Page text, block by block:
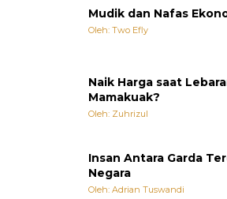
Mudik dan Nafas
Oleh: Two Efly
Naik Harga saat
Mamakuak?
Oleh: Zuhrizul
Insan Antara Garda
Negara
Oleh: Adrian Tuswandi